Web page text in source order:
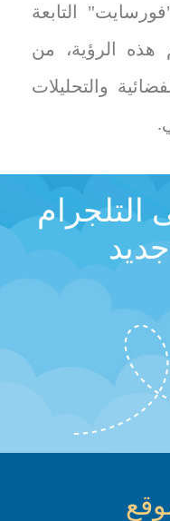
التابعة
42" ليدعم هذه الرؤية، من
والتحليلات
التلجرام